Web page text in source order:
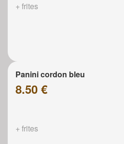
+ frites
Panini cordon bleu
8.50 €
+ frites